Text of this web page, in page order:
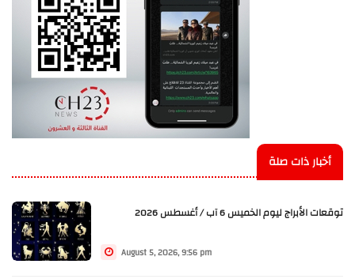
أخبار ذات صلة
توقعات الأبراج ليوم الخميس 6 آب / أغسطس 2026
August 5, 2026, 9:56 pm